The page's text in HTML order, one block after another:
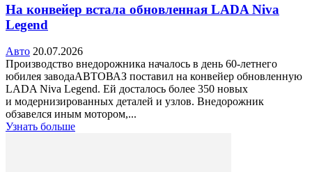
На конвейер встала обновленная LADA Niva
Legend
Авто 20.07.2026
Производство внедорожника началось в день 60-летнего
юбилея заводаАВТОВАЗ поставил на конвейер обновленную
LADA Niva Legend. Ей досталось более 350 новых
и модернизированных деталей и узлов. Внедорожник
обзавелся иным мотором,...
Узнать больше